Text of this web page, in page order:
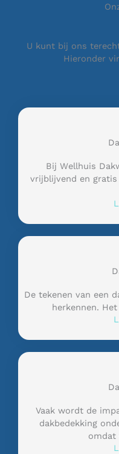
U kunt bij ons
Hieronder
Bij Wellhuis
vrijblijvend en
De tekenen van een
herkennen.
Vaak wordt de
dakbedekking
omdat